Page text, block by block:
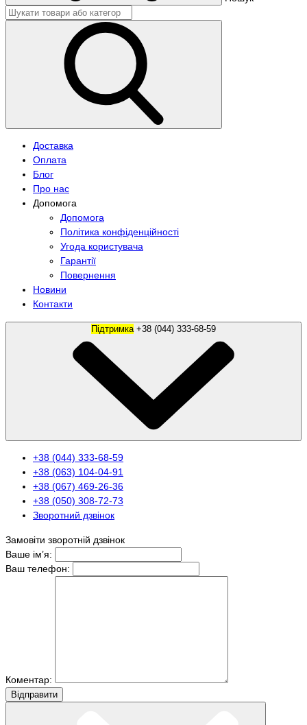
Доставка
Оплата
Блог
Про нас
Допомога
Допомога
Політика конфіденційності
Угода користувача
Гарантії
Повернення
Новини
Контакти
Підтримка
+38 (044) 333-68-59
+38 (063) 104-04-91
+38 (067) 469-26-36
+38 (050) 308-72-73
Зворотний дзвінок
Замовіти зворотній дзвінок
Ваше ім’я:
Ваш телефон:
Коментар:
Вiдправити